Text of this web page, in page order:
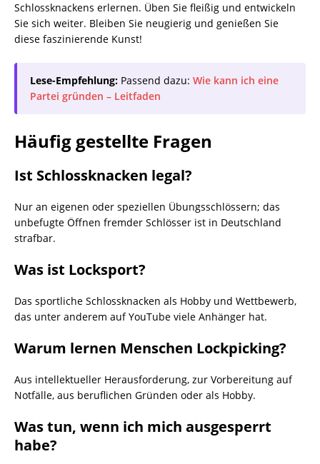
Schlossknackens erlernen. Üben Sie fleißig und entwickeln
Sie sich weiter. Bleiben Sie neugierig und genießen Sie
diese faszinierende Kunst!
Lese-Empfehlung: Passend dazu: Wie kann ich eine
Partei gründen – Leitfaden
Häufig gestellte Fragen
Ist Schlossknacken legal?
Nur an eigenen oder speziellen Übungsschlössern; das
unbefugte Öffnen fremder Schlösser ist in Deutschland
strafbar.
Was ist Locksport?
Das sportliche Schlossknacken als Hobby und Wettbewerb,
das unter anderem auf YouTube viele Anhänger hat.
Warum lernen Menschen Lockpicking?
Aus intellektueller Herausforderung, zur Vorbereitung auf
Notfälle, aus beruflichen Gründen oder als Hobby.
Was tun, wenn ich mich ausgesperrt
habe?